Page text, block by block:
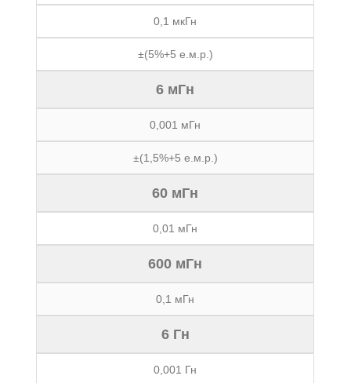
0,1 мкГн
±(5%+5 е.м.р.)
6 мГн
0,001 мГн
±(1,5%+5 е.м.р.)
60 мГн
0,01 мГн
600 мГн
0,1 мГн
6 Гн
0,001 Гн